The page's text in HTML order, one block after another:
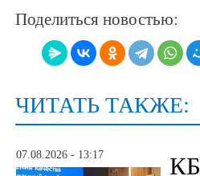
Поделиться новостью:
ЧИТАТЬ ТАКЖЕ:
07.08.2026 - 13:17